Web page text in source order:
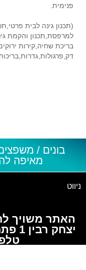
פנימית.
(תכנון גינה לבית
למרפסת,תכנון והקמת
בריכת שחיה,קירות
דק,פרגולות,גדרות,בריכות
בונים /
מאיפה
ניווט
טלפון: 03-